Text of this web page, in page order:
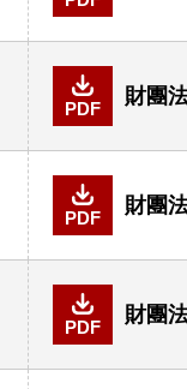
PDF
財團
PDF
財團
PDF
財團